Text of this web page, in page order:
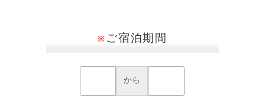
※ ご宿泊期間
から